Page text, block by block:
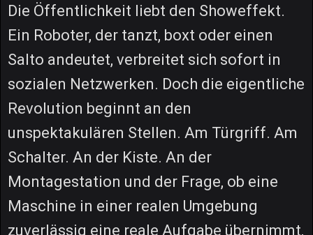
Die Öffentlichkeit liebt den Showeffekt.
Ein Roboter, der tanzt, boxt oder einen
Salto andeutet, verbreitet sich sofort in
sozialen Netzwerken. Doch die eigentliche
Revolution beginnt an den
unspektakulären Stellen. Am Türgriff. Am
Schalter. An der Kiste. An der
Montagestation und der Frage, ob eine
Maschine in einer realen Umgebung
zuverlässig eine reale Aufgabe übernimmt,